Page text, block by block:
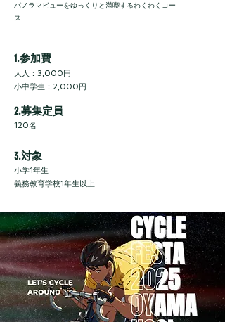
パノラマビューをゆっくりと満喫するわくわくコー
ス
1.参加費
​大人：3,000円
小中学生：2,000円
2.募集定員
120名
3.対象
小学1年生
義務教育学校1年生以上